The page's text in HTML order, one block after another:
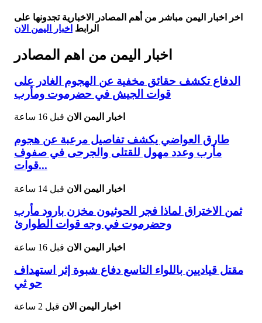
اخر اخبار اليمن مباشر من أهم المصادر الاخبارية تجدونها على
الرابط اخبار اليمن الان
اخبار اليمن من اهم المصادر
الدفاع تكشف حقائق مخفية عن الهجوم الغادر على
قوات الجيش في حضرموت ومأرب
اخبار اليمن الان قبل 16 ساعة
طارق العواضي يكشف تفاصيل مرعبة عن هجوم
مأرب وعدد مهول للقتلى والجرحى في صفوف
قوات...
اخبار اليمن الان قبل 14 ساعة
ثمن الاختراق لماذا فجر الحوثيون مخزن بارود مأرب
وحضرموت في وجه قوات الطوارئ
اخبار اليمن الان قبل 16 ساعة
مقتل قياديين باللواء التاسع دفاع شبوة إثر استهداف
حو ثي
اخبار اليمن الان قبل 2 ساعة